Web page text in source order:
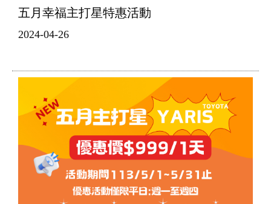
五月幸福主打星特惠活動
2024-04-26